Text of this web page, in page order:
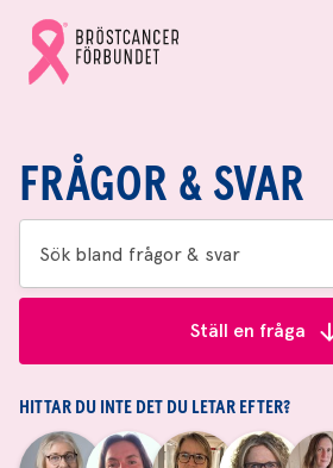
Gå
till
Bröstcancerförbundets
FRÅGOR & SVAR
Sök
bland
&
svar
Ställ en fråga
HITTAR DU INTE DET DU LETAR EFTER?
|
|
|
|